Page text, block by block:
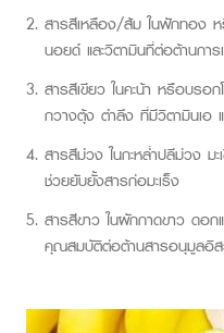
สารสีเหลือง/ส้ม ในฟักทอง ห
นอยด์ และวิตามินที่ต่อต้านกา
สารสีเขียว ในคะน้า หรือบร
กวางตุ้ง ตำลึง ที่มีวิตามินเอ
สารสีม่วง ในกะหล่ำปลีม่วง ม
ช่วยยับยั้งสารก่อมะเร็ง
สารสีขาว ในผักกาดขาว ดอก
คุณสมบัติต่อต้านสารอนุมูลอิส